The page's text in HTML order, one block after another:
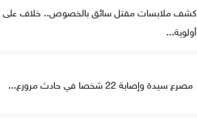
كشف ملابسات مقتل سائق بالخصوص.. خلاف على
أولوية...
مصرع سيدة وإصابة 22 شخصا في حادث مرورع...